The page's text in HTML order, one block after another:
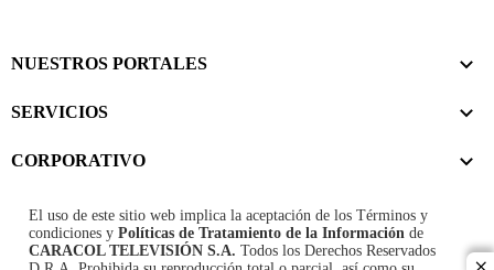
NUESTROS PORTALES
SERVICIOS
CORPORATIVO
El uso de este sitio web implica la aceptación de los Términos y
condiciones y Políticas de Tratamiento de la Información de
CARACOL TELEVISIÓN S.A. Todos los Derechos Reservados